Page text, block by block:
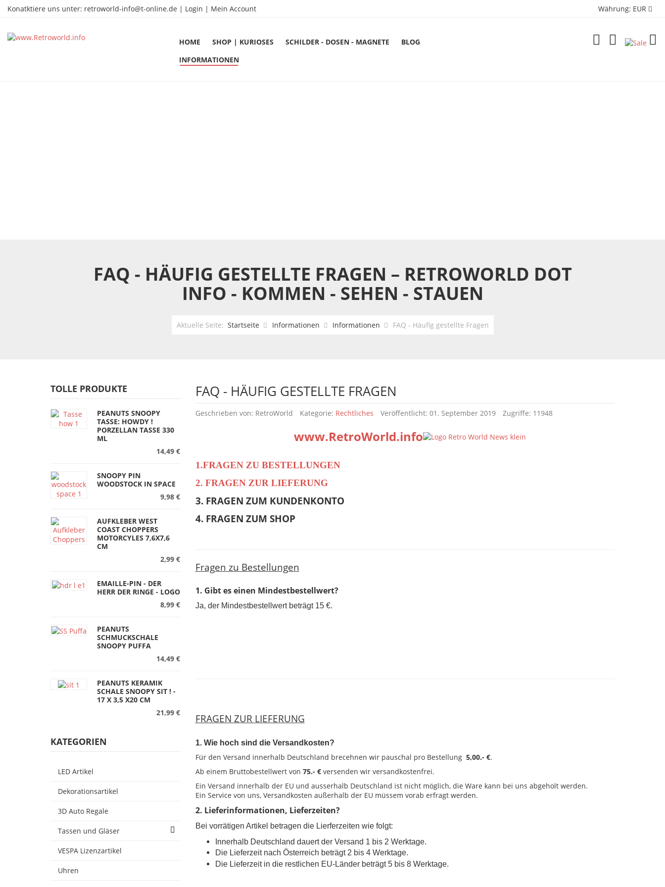
Konatktiere uns unter: retroworld-info@t-online.de | Login | Mein Account Währung: EUR
HOME SHOP | KURIOSES SCHILDER - DOSEN - MAGNETE
BLOG
INFORMATIONEN
FAQ - HÄUFIG GESTELLTE FRAGEN – RETROWORLD DOT
INFO - KOMMEN - SEHEN - STAUEN
Aktuelle Seite: Startseite Informationen Informationen FAQ - Häufig gestellte Fragen
TOLLE PRODUKTE
PEANUTS SNOOPY
TASSE: HOWDY !
PORZELLAN TASSE 330
ML
14,49 €
SNOOPY PIN
WOODSTOCK IN SPACE
9,98 €
AUFKLEBER WEST
COAST CHOPPERS
MOTORCYLES 7,6X7,6
CM
2,99 €
EMAILLE-PIN - DER
HERR DER RINGE - LOGO
8,99 €
PEANUTS
SCHMUCKSCHALE
SNOOPY PUFFA
14,49 €
PEANUTS KERAMIK
SCHALE SNOOPY SIT ! -
17 X 3,5 X20 CM
21,99 €
KATEGORIEN
LED Artikel
Dekorationsartikel
3D Auto Regale
Tassen und Gläser
VESPA Lizenzartikel
Uhren
FAQ - HÄUFIG GESTELLTE FRAGEN
Details
Geschrieben von: RetroWorld Kategorie: Rechtliches Veröffentlicht: 01. September 2019 Zugriffe: 11948
www.RetroWorld.info
1.FRAGEN ZU BESTELLUNGEN
2. FRAGEN ZUR LIEFERUNG
3. FRAGEN ZUM KUNDENKONTO
4. FRAGEN ZUM SHOP
Fragen zu Bestellungen
1. Gibt es einen Mindestbestellwert?
Ja, der Mindestbestellwert beträgt 15 €.
FRAGEN ZUR LIEFERUNG
1. Wie hoch sind die Versandkosten?
Für den Versand innerhalb Deutschland brecehnen wir pauschal pro Bestellung 5,00.- €.
Ab einem Bruttobestellwert von 75.- € versenden wir versandkostenfrei.
Ein Versand innerhalb der EU und ausserhalb Deutschland ist nicht möglich, die Ware kann bei uns abgeholt werden.
Ein Service von uns, Versandkosten außerhalb der EU müssem vorab erfragt werden.
2. Lieferinformationen, Lieferzeiten?
Bei vorrätigen Artikel betragen die Lierferzeiten wie folgt:
Innerhalb Deutschland dauert der Versand 1 bis 2 Werktage.
Die Lieferzeit nach Österreich beträgt 2 bis 4 Werktage.
Die Lieferzeit in die restlichen EU-Länder beträgt 5 bis 8 Werktage.